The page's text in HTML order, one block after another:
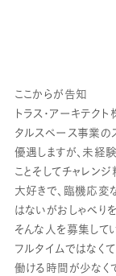
ここからが告知
トラス・アーキテク
タルスペース事業の
優遇しますが、未経
ことそしてチャレン
大好きで、臨機応変
はないがおしゃべり
そんな人を募集してい
フルタイムではなく
働ける時間が少なく